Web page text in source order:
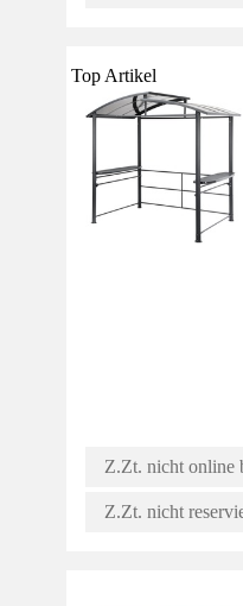
Top Artikel
Z.Zt. nicht online
Z.Zt. nicht